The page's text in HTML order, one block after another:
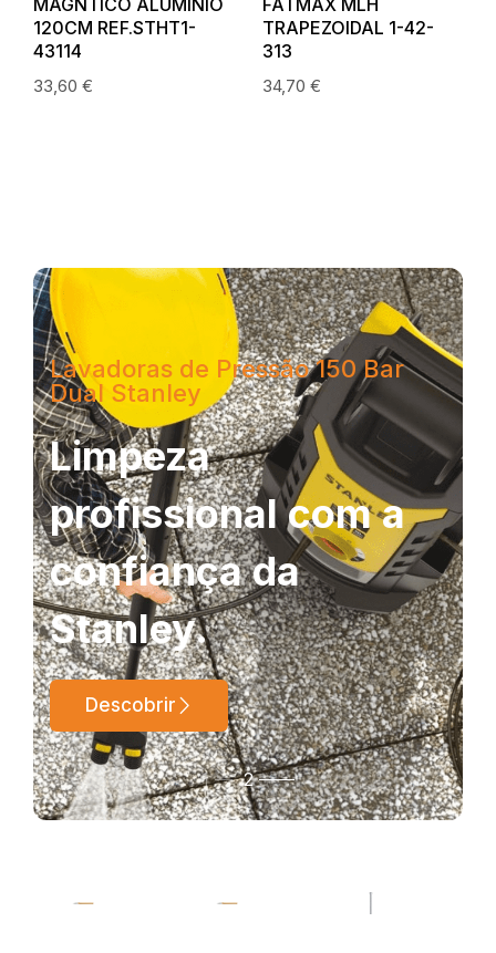
MAGNTICO ALUMÍNIO
120CM REF.STHT1-
43114
33,60 €
FATMAX MLH
TRAPEZOIDAL 1-42-
313
34,70 €
Lavadoras de Pressão 150 Bar
Dual Stanley
Limpeza
profissional com a
confiança da
Stanley.
Descobrir
1 2